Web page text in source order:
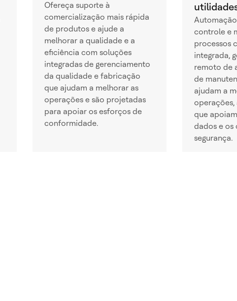
Ofereça suporte à
comercialização mais rápida
de produtos e ajude a
melhorar a qualidade e a
eficiência com soluções
integradas de gerenciamento
da qualidade e fabricação
que ajudam a melhorar as
operações e são projetadas
para apoiar os esforços de
conformidade.
controle e
processos
integrada,
remoto de
de
ajudam a
operações,
que
dados e os
segurança.